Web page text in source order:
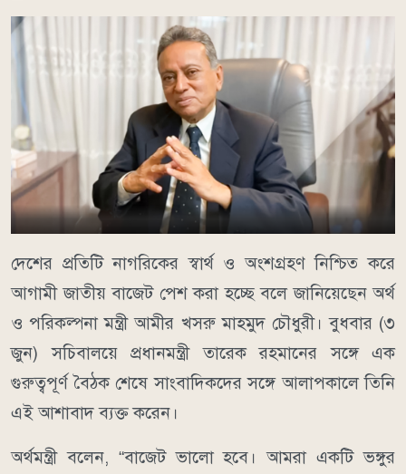
দেশের প্রতিটি নাগরিকের স্বার্থ ও অংশগ্রহণ নিশ্চিত করে
আগামী জাতীয় বাজেট পেশ করা হচ্ছে বলে জানিয়েছেন অর্থ
ও পরিকল্পনা মন্ত্রী আমীর খসরু মাহমুদ চৌধুরী। বুধবার (৩
জুন) সচিবালয়ে প্রধানমন্ত্রী তারেক রহমানের সঙ্গে এক
গুরুত্বপূর্ণ বৈঠক শেষে সাংবাদিকদের সঙ্গে আলাপকালে তিনি
এই আশাবাদ ব্যক্ত করেন।
অর্থমন্ত্রী বলেন, “বাজেট ভালো হবে। আমরা একটি ভঙ্গুর